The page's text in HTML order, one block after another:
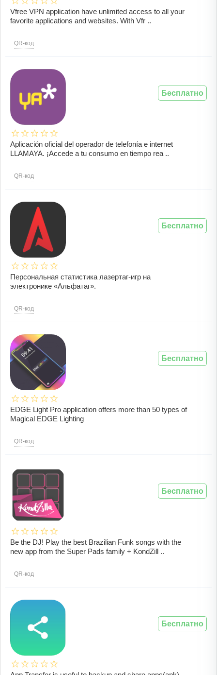
Vfree VPN application have unlimited access to all your
favorite applications and websites. With Vfr ..
QR-код
Aplicación oficial del operador de telefonía e internet
LLAMAYA. ¡Accede a tu consumo en tiempo rea ..
QR-код
Бесплатно
Персональная статистика лазертаг-игр на
электронике «Альфатаг».
QR-код
Бесплатно
EDGE Light Pro application offers more than 50 types of
Magical EDGE Lighting
QR-код
Бесплатно
Be the DJ! Play the best Brazilian Funk songs with the
new app from the Super Pads family + KondZill ..
QR-код
Бесплатно
Бесплатно